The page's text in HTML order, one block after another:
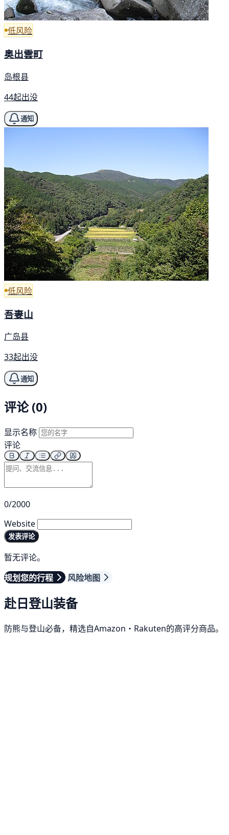
低风险
奥出雲町
岛根县
44起出没
通知
低风险
吾妻山
广岛县
33起出没
通知
评论 (0)
显示名称
评论
0/2000
Website
发表评论
暂无评论。
规划您的行程
风险地图
赴日登山装备
防熊与登山必备，精选自Amazon・Rakuten的高评分商品。